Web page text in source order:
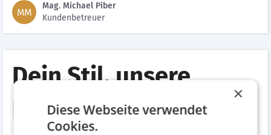
MM
Mag. Michael Piber
Kundenbetreuer
Dein Stil, unsere
Brille.
×
Diese Webseite verwendet
Cookies.